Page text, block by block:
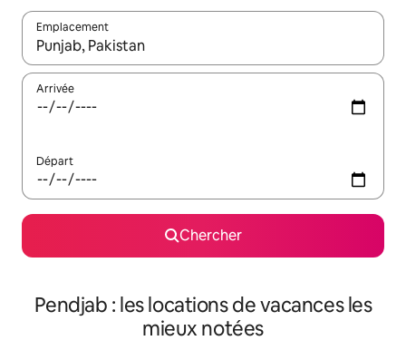
Emplacement
Quand les résultats sont affichés, parcourez-les en utilisant
Arrivée
Départ
Chercher
Pendjab : les locations de vacances les
mieux notées